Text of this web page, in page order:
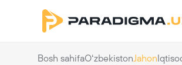
Bosh sahifaOʻzbekistonJahon